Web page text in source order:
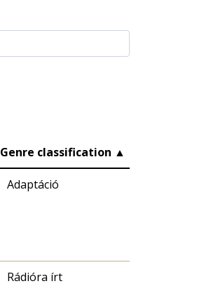
Genre classification ▲
Adaptáció
Rádióra írt